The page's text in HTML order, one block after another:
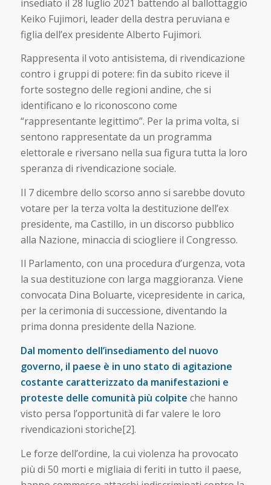
insediato il 28 luglio 2021 battendo al ballottaggio
Keiko Fujimori, leader della destra peruviana e
figlia dell’ex presidente Alberto Fujimori.
Rappresenta il voto antisistema, di rivendicazione
contro i gruppi di potere: fin da subito riceve il
forte sostegno delle regioni andine, che si
identificano e lo riconoscono come
“rappresentante legittimo”. Per la prima volta, si
sentono rappresentate da un programma
elettorale e riversano nella sua figura tutta la loro
speranza di rivendicazione sociale.
Il 7 dicembre dello scorso anno si sarebbe dovuto
votare per la terza volta la destituzione dell’ex
presidente, ma Castillo, in un discorso pubblico
alla Nazione, minaccia di sciogliere il Congresso.
Il Parlamento, con una procedura d’urgenza, vota
la sua destituzione con larga maggioranza. Viene
convocata Dina Boluarte, vicepresidente in carica,
per la cerimonia di successione, diventando la
prima donna presidente della Nazione.
Dal momento dell’insediamento del nuovo
governo, il paese è in uno stato di agitazione
costante caratterizzato da manifestazioni e
proteste delle comunità più colpite che hanno
visto persa l’opportunità di far valere le loro
rivendicazioni storiche[2].
Le forze dell’ordine, la cui violenza ha provocato
più di 50 morti e migliaia di feriti in tutto il paese,